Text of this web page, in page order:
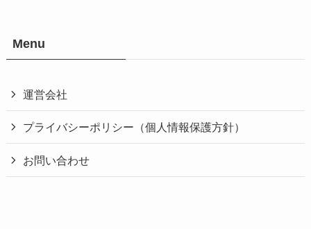
Menu
運営会社
プライバシーポリシー（個人情報保護方針）
お問い合わせ